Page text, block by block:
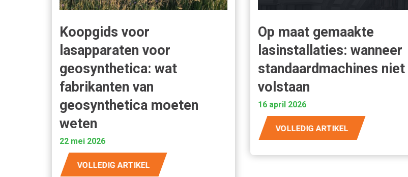
Koopgids voor
lasapparaten voor
geosynthetica: wat
fabrikanten van
geosynthetica moeten
weten
22 mei 2026
VOLLEDIG ARTIKEL
Op maat gemaakte
lasinstallaties: wanneer
standaardmachines niet
volstaan
16 april 2026
VOLLEDIG ARTIKEL